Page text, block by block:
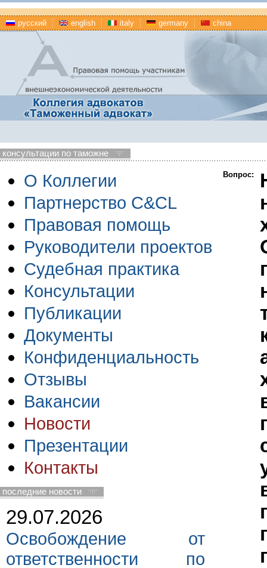
русский english italy germany china
консультации по таможне
О Коллегии
Партнерство C&CL
Правовая помощь
Руководители проектов
Судебная практика
Консультации
Публикации
Документы
Конфиденциальность
Отзывы
Вакансии
Новости
Презентации
Контакты
последние новости
29.07.2026
Освобождение от
ответственности по
Вопрос: